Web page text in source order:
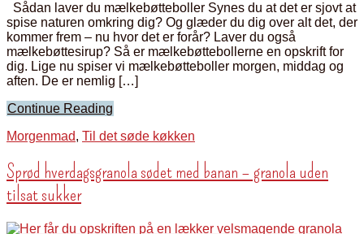
Sådan laver du mælkebøtteboller Synes du at det er sjovt at
spise naturen omkring dig? Og glæder du dig over alt det, der
kommer frem – nu hvor det er forår? Laver du også
mælkebøttesirup? Så er mælkebøttebollerne en opskrift for
dig. Lige nu spiser vi mælkebøtteboller morgen, middag og
aften. De er nemlig […]
Continue Reading
Morgenmad, Til det søde køkken
Sprød hverdagsgranola sødet med banan – granola uden
tilsat sukker